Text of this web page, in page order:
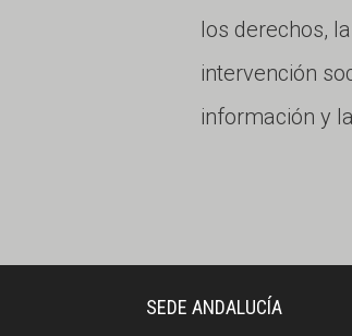
los derechos,
intervención
información y
SEDE ANDALUCÍA